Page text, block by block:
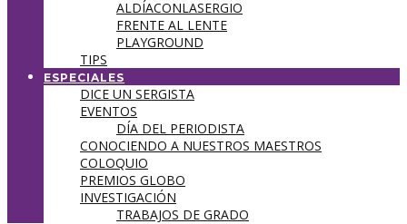
ALDÍACONLASERGIO
FRENTE AL LENTE
PLAYGROUND
TIPS
ESPECIALES
DICE UN SERGISTA
EVENTOS
DÍA DEL PERIODISTA
CONOCIENDO A NUESTROS MAESTROS
COLOQUIO
PREMIOS GLOBO
INVESTIGACIÓN
TRABAJOS DE GRADO